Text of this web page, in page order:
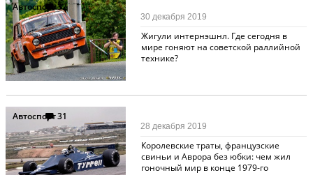
Автоспорт32
Жигули интернэшнл. Где сегодня в
мире гоняют на советской раллийной
технике?
30 декабря 2019
Автоспорт31
Королевские траты, французские
свиньи и Аврора без юбки: чем жил
гоночный мир в конце 1979-го
28 декабря 2019